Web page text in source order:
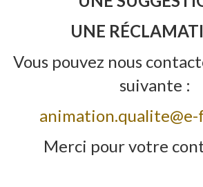
UNE
Vous pouvez nous
suivante :
Merci pour votre